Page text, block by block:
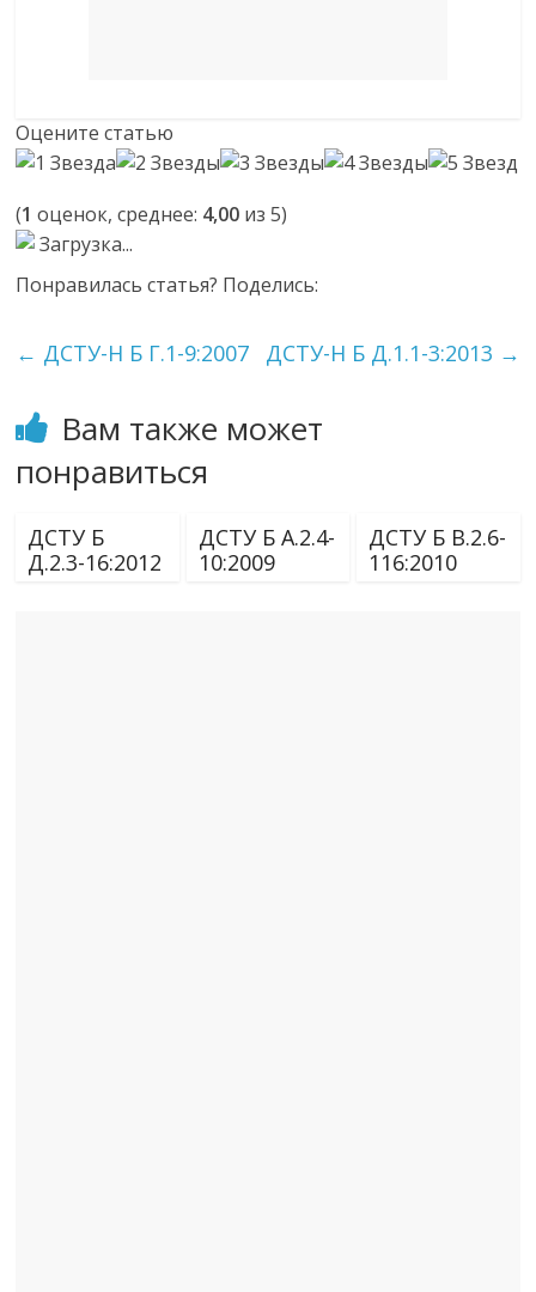
Оцените статью
(1 оценок, среднее: 4,00 из 5)
Загрузка...
Понравилась статья? Поделись:
← ДСТУ-Н Б Г.1-9:2007 ДСТУ-Н Б Д.1.1-3:2013 →
Вам также может
понравиться
ДСТУ Б
Д.2.3-16:2012
ДСТУ Б А.2.4-
10:2009
ДСТУ Б В.2.6-
116:2010